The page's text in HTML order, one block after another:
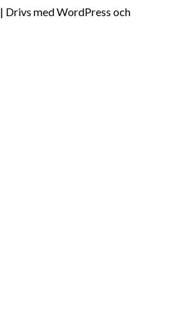
| Drivs med WordPress och